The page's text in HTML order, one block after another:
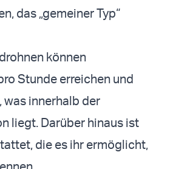
das „gemeiner Typ“
können
Stunde erreichen und
was innerhalb der
liegt. Darüber hinaus ist
die es ihr ermöglicht,